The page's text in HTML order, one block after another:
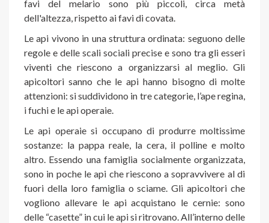
favi del melario sono più piccoli, circa metà
dell'altezza, rispetto ai favi di covata.
Le api vivono in una struttura ordinata: seguono delle
regole e delle scali sociali precise e sono tra gli esseri
viventi che riescono a organizzarsi al meglio. Gli
apicoltori sanno che le api hanno bisogno di molte
attenzioni: si suddividono in tre categorie, l’ape regina,
i fuchi e le api operaie.
Le api operaie si occupano di produrre moltissime
sostanze: la pappa reale, la cera, il polline e molto
altro. Essendo una famiglia socialmente organizzata,
sono in poche le api che riescono a sopravvivere al di
fuori della loro famiglia o sciame. Gli apicoltori che
vogliono allevare le api acquistano le cernie: sono
delle “casette” in cui le api si ritrovano. All’interno delle